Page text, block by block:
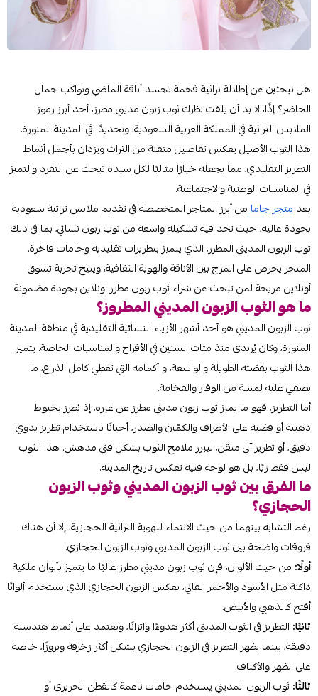
هل تبحثين عن إطلالة تراثية فخمة تجسد أناقة الماضي وتواكب جمال
الحاضر؟ إذًا، لا بد أن يلفت نظرك ثوب زبون مديني مطرز، أحد أبرز رموز
الملابس التراثية في المملكة العربية السعودية، وتحديدًا في المدينة المنورة.
هذا الثوب الأصيل يعكس تفاصيل متقنة من التراث ويزدان بأجمل أنماط
التطريز التقليدي، مما يجعله خيارًا مثاليًا لكل سيدة تبحث عن التفرد والتميز
في المناسبات الوطنية والاجتماعية.
يعدمتجر جامامن أبرز المتاجر المتخصصة في تقديم ملابس تراثية سعودية
بجودة عالية، حيث تجد فيه تشكيلة واسعة من ثوب زبون نسائي، بما في ذلك
ثوب الزبون المديني المطرز، الذي يتميز بتطريزات تقليدية وخامات فاخرة.
المتجر يحرص على المزج بين الأناقة والهوية الثقافية، ويتيح تجربة تسوق
أونلاين مريحة لمن تبحث عن شراء ثوب زبون مطرز اونلاين بجودة مضمونة.
ما هو الثوب الزبون المديني المطروز؟
ثوب الزبون المديني هو أحد أشهر الأزياء النسائية التقليدية في منطقة المدينة
المنورة، وكان يُرتدى منذ مئات السنين في الأفراح والمناسبات الخاصة. يتميز
هذا الثوب بقصّته الطويلة والواسعة، و أكمامه التي تغطي كامل الذراع، ما
يضفي عليه لمسة من الوقار والفخامة.
أما التطريز، فهو ما يميز ثوب زبون مديني مطرز عن غيره، إذ يُطرز بخيوط
ذهبية أو فضية على الأطراف والكمّين والصدر، أحيانًا باستخدام تطريز يدوي
دقيق، أو تطريز آلي متقن، ليبرز ملامح الثوب بشكل فني مدهش. هذا الثوب
ليس فقط زيًا، بل هو لوحة فنية تعكس تاريخ المدينة.
ما الفرق بين ثوب الزبون المديني وثوب الزبون
الحجازي؟
رغم التشابه بينهما من حيث الانتماء للهوية التراثية الحجازية، إلا أن هناك
فروقات واضحة بين ثوب الزبون المديني وثوب الزبون الحجازي.
أولًا: من حيث الألوان، فإن ثوب زبون مديني مطرز غالبًا ما يتميز بألوان ملكية
داكنة مثل الأسود والأحمر القاني، بعكس الزبون الحجازي الذي يستخدم ألوانًا
أفتح كالذهبي والأبيض.
ثانيًا: التطريز في الثوب المديني أكثر هدوءًا واتزانًا، ويعتمد على أنماط هندسية
دقيقة، بينما يظهر التطريز في الزبون الحجازي بشكل أكثر زخرفة وبروزًا، خاصة
على الظهر والأكتاف.
ثالثًا: ثوب الزبون المديني يستخدم خامات ناعمة كالقطن الحريري أو